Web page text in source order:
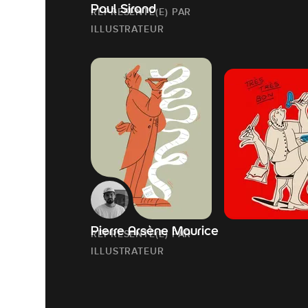
Paul Sirand
ILLUSTRATEUR
REPRESENTÉ(E) PAR
Pierre Arsène Maurice
ILLUSTRATEUR
REPRESENTÉ(E) PAR